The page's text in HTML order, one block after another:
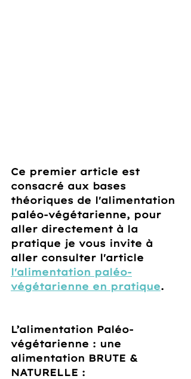
Ce premier article est
consacré aux bases
théoriques de l'alimentation
paléo-végétarienne, pour
aller directement à la
pratique je vous invite à
aller consulter l'article
l'alimentation paléo-
végétarienne en pratique.
L’alimentation Paléo-
végétarienne : une
alimentation BRUTE &
NATURELLE :